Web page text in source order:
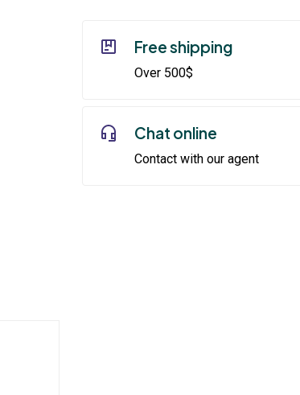
Free shipping
Over 500$
Chat online
Contact with our agent